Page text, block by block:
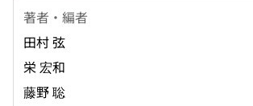
著者・編者
田村 弦
栄 宏和
藤野 聡